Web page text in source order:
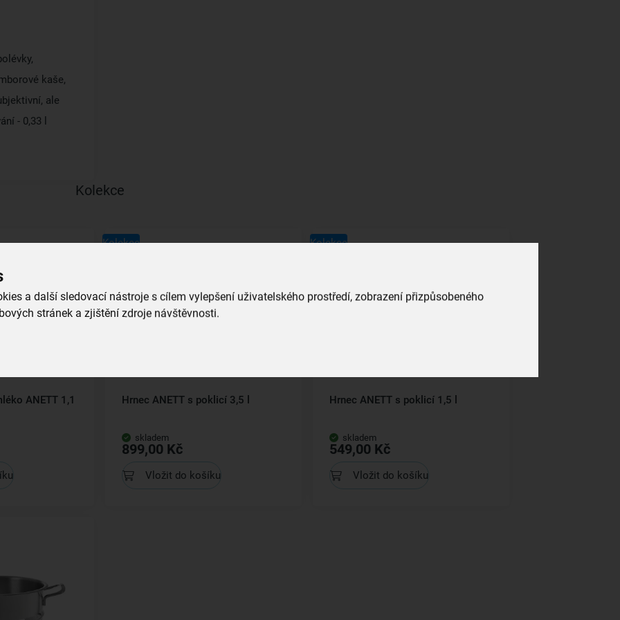
a další sledovací nástroje s cílem vylepšení uživatelského prostředí, zobrazení přizpůsobeného
stránek a zjištění zdroje návštěvnosti.
kaše,
ale
- 0,33 l
Kolekce
ANETT 1,1
Kolekce
Hrnec ANETT s poklicí 3,5 l
skladem
899,00 Kč
Vložit do košíku
Kolekce
Hrnec ANETT s poklicí 1,5 l
skladem
549,00 Kč
Vložit do košíku